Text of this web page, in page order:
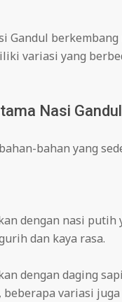
Gandul
variasi yang
Nasi Gandul
bahan yang
dengan nasi
dan kaya rasa.
dengan daging
beberapa variasi